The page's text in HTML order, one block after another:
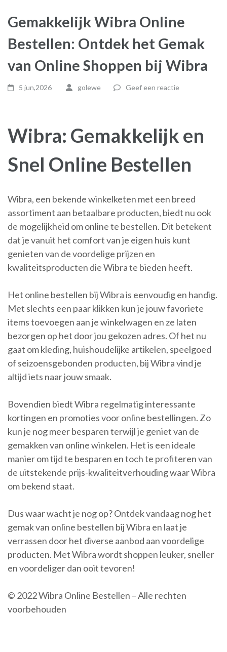
Gemakkelijk Wibra Online
Bestellen: Ontdek het Gemak
van Online Shoppen bij Wibra
5 jun,2026 golewe Geef een reactie
Wibra: Gemakkelijk en
Snel Online Bestellen
Wibra, een bekende winkelketen met een breed
assortiment aan betaalbare producten, biedt nu ook
de mogelijkheid om online te bestellen. Dit betekent
dat je vanuit het comfort van je eigen huis kunt
genieten van de voordelige prijzen en
kwaliteitsproducten die Wibra te bieden heeft.
Het online bestellen bij Wibra is eenvoudig en handig.
Met slechts een paar klikken kun je jouw favoriete
items toevoegen aan je winkelwagen en ze laten
bezorgen op het door jou gekozen adres. Of het nu
gaat om kleding, huishoudelijke artikelen, speelgoed
of seizoensgebonden producten, bij Wibra vind je
altijd iets naar jouw smaak.
Bovendien biedt Wibra regelmatig interessante
kortingen en promoties voor online bestellingen. Zo
kun je nog meer besparen terwijl je geniet van de
gemakken van online winkelen. Het is een ideale
manier om tijd te besparen en toch te profiteren van
de uitstekende prijs-kwaliteitverhouding waar Wibra
om bekend staat.
Dus waar wacht je nog op? Ontdek vandaag nog het
gemak van online bestellen bij Wibra en laat je
verrassen door het diverse aanbod aan voordelige
producten. Met Wibra wordt shoppen leuker, sneller
en voordeliger dan ooit tevoren!
© 2022 Wibra Online Bestellen – Alle rechten
voorbehouden